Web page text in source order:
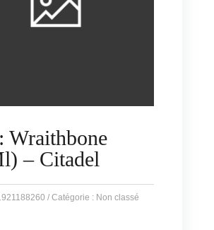
Wraithbone
– Citadel
Catégorie : Non classé